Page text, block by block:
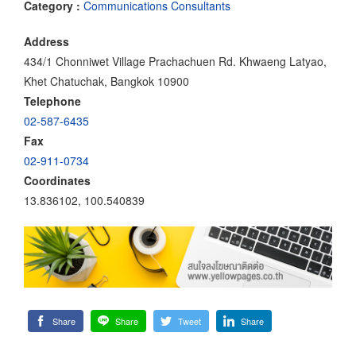
Category : Communications Consultants
Address
434/1 Chonniwet Village Prachachuen Rd. Khwaeng Latyao,
Khet Chatuchak, Bangkok 10900
Telephone
02-587-6435
Fax
02-911-0734
Coordinates
13.836102, 100.540839
Share Share Tweet Share